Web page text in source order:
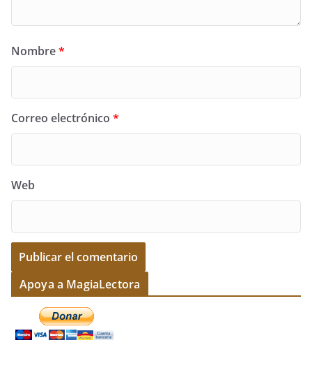
Nombre*
Correo electrónico *
Web
l
e
Apoya a MagiaLectora